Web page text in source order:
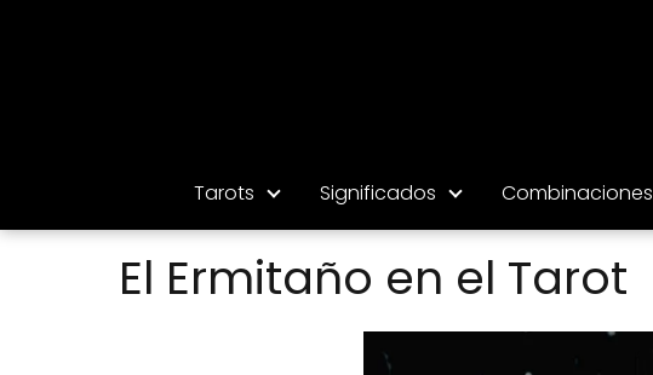
Tarots Significados Combinaciones
El Ermitaño en el Tarot